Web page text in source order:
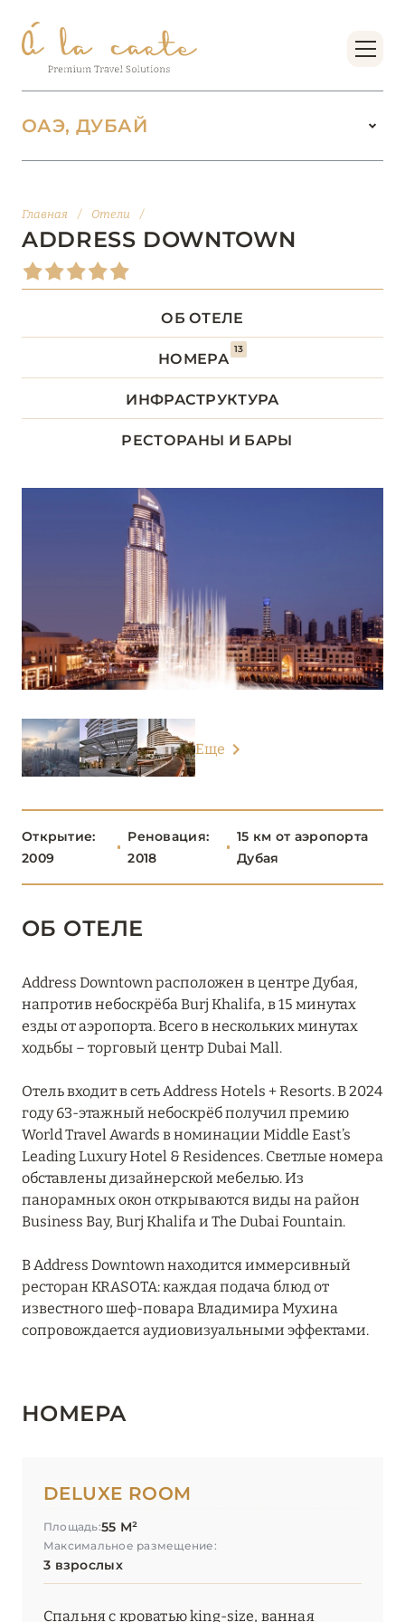
ОАЭ, ДУБАЙ
АБУ-ДАБИ
АДЖМАН
ДУБАЙ
Address Beach Resort
Address Downtown
Address Sky View
Anantara The Palm Dubai Resort
Anantara World Islands Dubai Resort
Andaz Dubai The Palm
Armani Hotel Dubai
Atlantis The Palm
Atlantis The Royal
Bab Al Shams
Boulevard, Autograph Collection
Burj Al Arab Jumeirah
Delano Dubai
Fairmont The Palm
Four Seasons Resort Dubai at Jumeirah Beach
Grosvenor House Dubai
Habtoor Grand Resort
JA Beach Hotel
JA Lake View Hotel
JA Ocean View Hotel
Jumeirah Beach Hotel
Jumeirah Creekside Hotel
Jumeirah Marsa Al Arab
Kempinski Hotel Mall of the Emirates
Kempinski The Boulevard Dubai
Le Meridien Mina Seyahi Beach Resort & Waterpark
Le Royal Mеridien Beach Resort & Spa
Главная / Отели /
ADDRESS DOWNTOWN
ОБ ОТЕЛЕ
НОМЕРА
13
ИНФРАСТРУКТУРА
РЕСТОРАНЫ И БАРЫ
Еще
Открытие:
2009
Реновация:
2018
15 км от аэропорта
Дубая
ОБ ОТЕЛЕ
Address Downtown расположен в центре Дубая,
напротив небоскрёба Burj Khalifa, в 15 минутах
езды от аэропорта. Всего в нескольких минутах
ходьбы – торговый центр Dubai Mall.
Отель входит в сеть Address Hotels + Resorts. В 2024
году 63-этажный небоскрёб получил премию
World Travel Awards в номинации Middle East’s
Leading Luxury Hotel & Residences. Светлые номера
обставлены дизайнерской мебелью. Из
панорамных окон открываются виды на район
Business Bay, Burj Khalifa и The Dubai Fountain.
В Address Downtown находится иммерсивный
ресторан KRASOTA: каждая подача блюд от
известного шеф-повара Владимира Мухина
сопровождается аудиовизуальными эффектами.
НОМЕРА
DELUXE ROOM
Площадь:55 М²
Максимальное размещение:
3 взрослых
Спальня с кроватью king-size, ванная